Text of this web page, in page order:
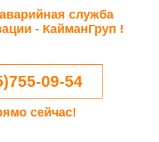
служба
- КайманГруп !
09-54
сейчас!